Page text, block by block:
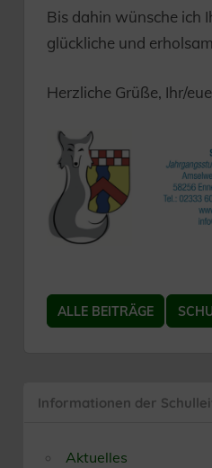
Bis dahin wünsche ich
glückliche und
Herzliche Grüße, Ihr/
ALLE BEITRÄGE
Informationen der
Aktuelles